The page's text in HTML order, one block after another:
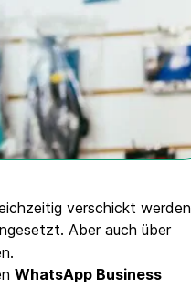
verschickt werden
Aber auch über
WhatsApp Business